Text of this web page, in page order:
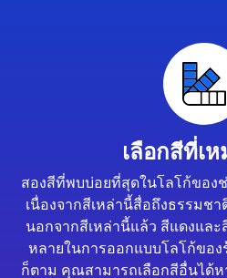
เลือกสีที่เ
สองสีที่พบบ่อยที่สุดในโลโก้ของ
เนื่องจากสีเหล่านี้สื่อถึงธรรมช
นอกจากสีเหล่านี้แล้ว สีแดงและ
หลายในการออกแบบโลโก้ของ
ก็ตาม คุณสามารถเลือกสีอื่นได้